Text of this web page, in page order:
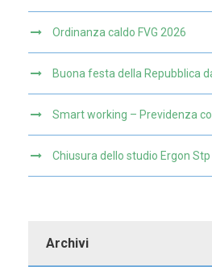
Ordinanza caldo FVG 2026
Buona festa della Repubblica
Smart working – Previdenza
Chiusura dello studio Ergon Stp
Archivi